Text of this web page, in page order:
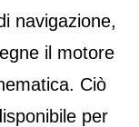
navigazione,
il motore
Ciò
per